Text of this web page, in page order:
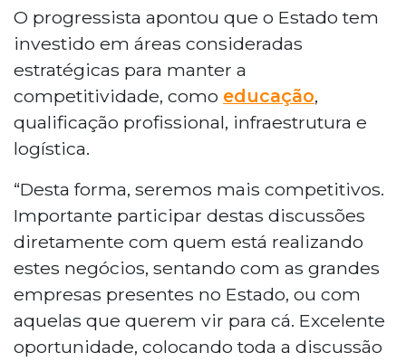
O progressista apontou que o Estado tem
investido em áreas consideradas
estratégicas para manter a
competitividade, como educação,
qualificação profissional, infraestrutura e
logística.
“Desta forma, seremos mais competitivos.
Importante participar destas discussões
diretamente com quem está realizando
estes negócios, sentando com as grandes
empresas presentes no Estado, ou com
aquelas que querem vir para cá. Excelente
oportunidade, colocando toda a discussão